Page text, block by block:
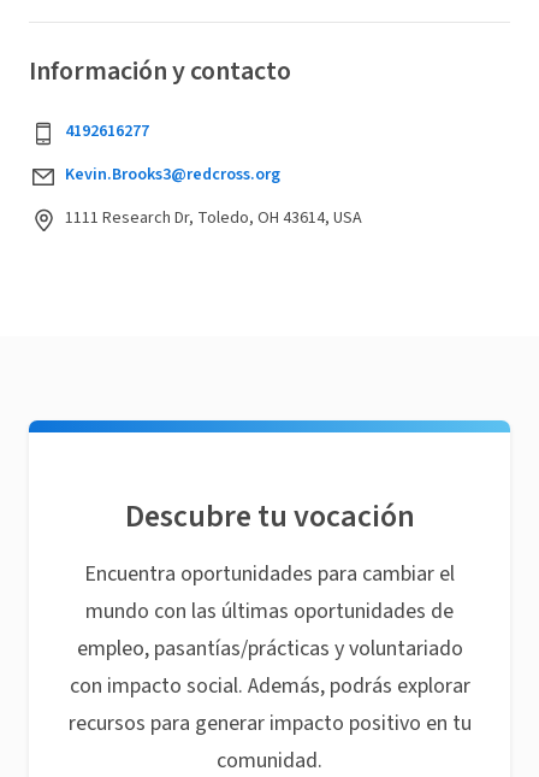
Información y contacto
4192616277
Kevin.Brooks3@redcross.org
1111 Research Dr, Toledo, OH 43614, USA
Descubre tu vocación
Encuentra oportunidades para cambiar el
mundo con las últimas oportunidades de
empleo, pasantías/prácticas y voluntariado
con impacto social. Además, podrás explorar
recursos para generar impacto positivo en tu
comunidad.